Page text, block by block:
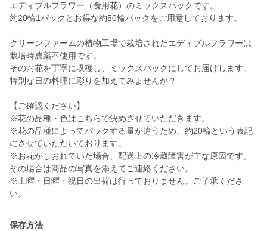
エディブルフラワー（食用花）のミックスパックです。
約20輪1パックとお得な約50輪パックをご用意しております。
クリーンファームの植物工場で栽培されたエディブルフラワーは
栽培時農薬不使用です。
そのお花を丁寧に収穫し、ミックスパックにしてお届けします。
特別な日の料理に彩りを加えてみませんか？
【ご確認ください】
※花の品種・色はこちらで決めさせていただきます。
※花の品種によってパックする量が違うため、約20輪という表記
にさせていただいております。
※お花がしおれていた場合、配送上の冷蔵障害が主な原因です。
その場合は商品の写真を添えてご連絡ください。
※土曜・日曜・祝日の出荷は行っておりません。ご了承くださ
保存方法